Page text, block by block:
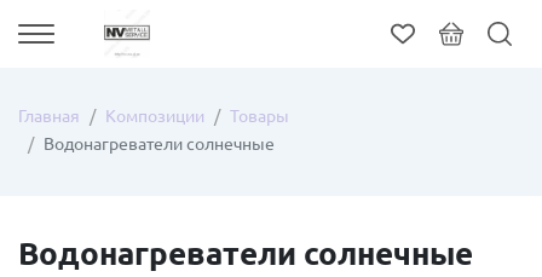
Главная Композиции
Товары
Водонагреватели солнечные
Водонагреватели солнечные